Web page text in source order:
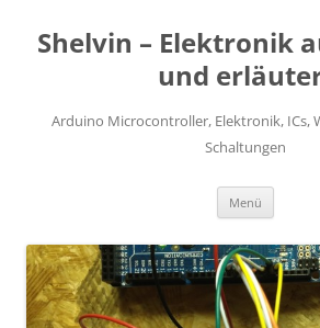
springen
Shelvin – Elektronik
und
Arduino Microcontroller, Elektronik, ICs,
Schaltungen
Menü